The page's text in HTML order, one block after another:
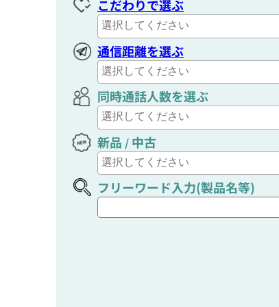
こだわりで選ぶ
通信距離を選ぶ
同時通話人数を選ぶ
新品 / 中古
フリーワード入力(製品名等)